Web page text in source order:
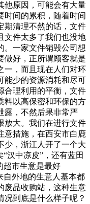
他原因，可能会有大量
间的累积，随着时间
期清理不然的话，文件
文件太多了我们也没地
。一家文件销毁公司想
做好，正所谓顾客就是
一，而且现在人们对环
少的资源消耗和尽可
合理利用的平衡，文件
料以高保密和环保的方
露，不然后果非常严
放大。我们在进行文件
意措施，在西安市白鹿
少，浙江人开了一个大
汉中凉皮”，还有蓝田
超市生意是最好
自外地的生意人基本都
废品收购站，这种生意
况到底是什么样子呢？